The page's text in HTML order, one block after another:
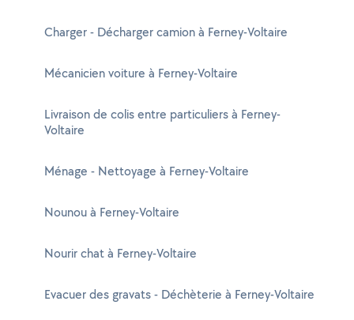
Charger - Décharger camion à Ferney-Voltaire
Mécanicien voiture à Ferney-Voltaire
Livraison de colis entre particuliers à Ferney-
Voltaire
Ménage - Nettoyage à Ferney-Voltaire
Nounou à Ferney-Voltaire
Nourir chat à Ferney-Voltaire
Evacuer des gravats - Déchèterie à Ferney-Voltaire